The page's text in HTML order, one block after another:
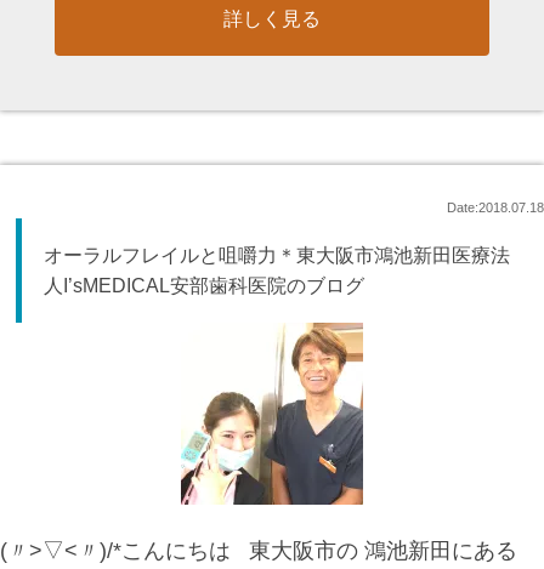
詳しく見る
Date:2018.07.18
オーラルフレイルと咀嚼力＊東大阪市鴻池新田医療法
人I’sMEDICAL安部歯科医院のブログ
(〃>▽<〃)/*こんにちは 東大阪市の 鴻池新田にある